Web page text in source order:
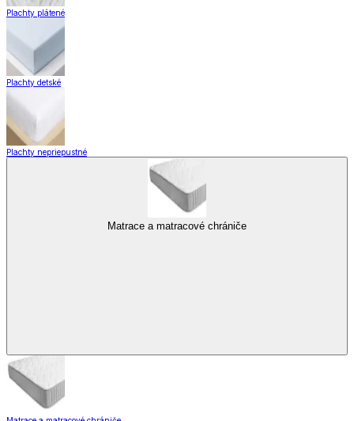
Plachty plátené
Plachty detské
Plachty nepriepustné
Matrace a matracové chrániče